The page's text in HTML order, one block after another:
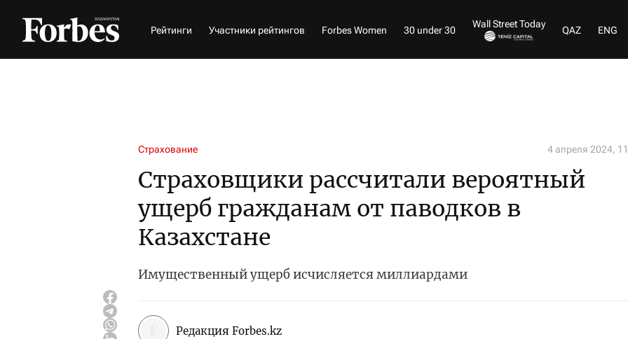
Рейтинги Участники рейтингов Forbes Women 30 under 30
Wall Street Today
QAZ ENG
Страхование 4 апреля 2024,
Страховщики рассчитали вероятный
ущерб гражданам от паводков в
Казахстане
Имущественный ущерб исчисляется миллиардами
Редакция Forbes.kz